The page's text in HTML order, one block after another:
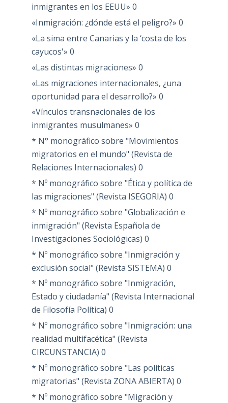
inmigrantes en los EEUU» 0
«Inmigración: ¿dónde está el peligro?» 0
«La sima entre Canarias y la ‘costa de los
cayucos'» 0
«Las distintas migraciones» 0
«Las migraciones internacionales, ¿una
oportunidad para el desarrollo?» 0
«Vínculos transnacionales de los
inmigrantes musulmanes» 0
* N° monográfico sobre "Movimientos
migratorios en el mundo" (Revista de
Relaciones Internacionales) 0
* Nº monográfico sobre "Ética y política de
las migraciones" (Revista ISEGORIA) 0
* Nº monográfico sobre "Globalización e
inmigración" (Revista Española de
Investigaciones Sociológicas) 0
* Nº monográfico sobre "Inmigración y
exclusión social" (Revista SISTEMA) 0
* Nº monográfico sobre "Inmigración,
Estado y ciudadanía" (Revista Internacional
de Filosofía Política) 0
* Nº monográfico sobre "Inmigración: una
realidad multifacética" (Revista
CIRCUNSTANCIA) 0
* Nº monográfico sobre "Las políticas
migratorias" (Revista ZONA ABIERTA) 0
* Nº monográfico sobre "Migración y